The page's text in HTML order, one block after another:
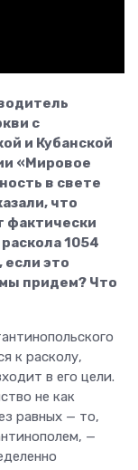
с
и Кубанской
«Мировое
в свете
что
фактически
1054
если это
придем? Что
к расколу,
в его цели.
не как
равных — то,
—